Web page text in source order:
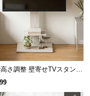
たり読書したい時
さ調整 壁寄せTVスタンド
ー付き 上下左右角度調節